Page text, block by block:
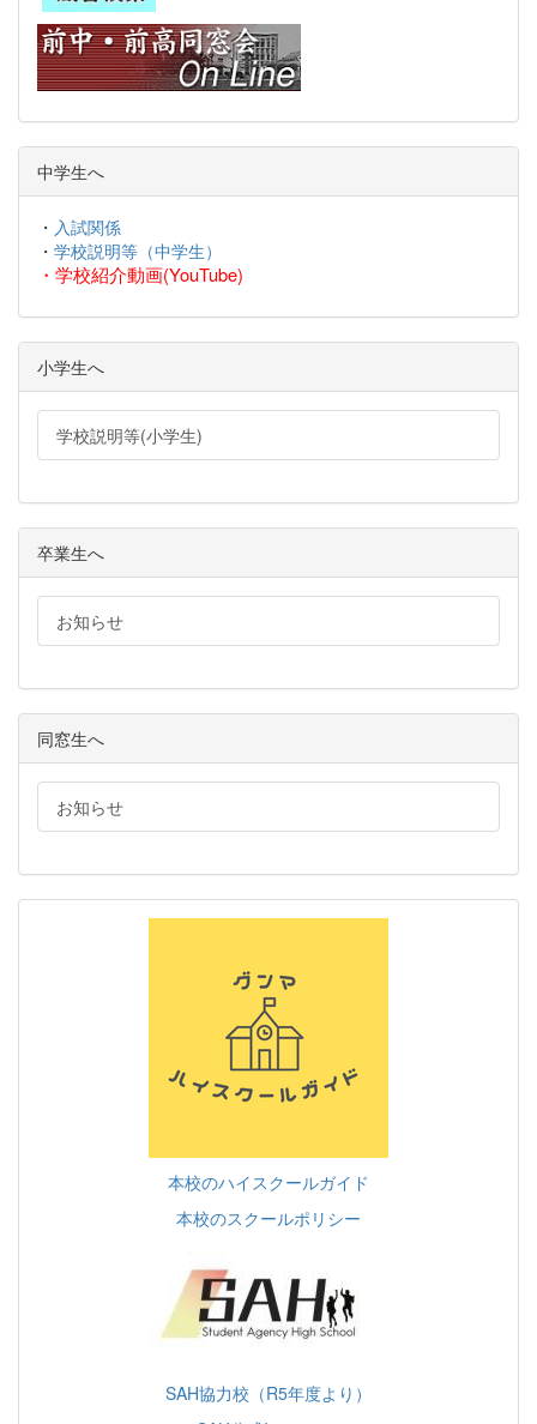
中学生へ
・ 入試関係
・ 学校説明等（中学生）
・ 学校紹介動画(YouTube)
小学生へ
学校説明等(小学生)
卒業生へ
お知らせ
同窓生へ
お知らせ
本校のハイスクールガイド
本校のスクールポリシー
SAH協力校（R5年度より）